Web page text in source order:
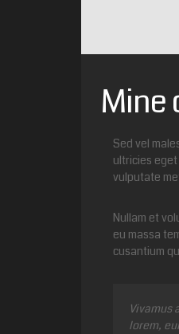
Mine
Sed vel
ultricies
vulputate
Nullam et
eu massa
cusantium
Vivamus
lorem,